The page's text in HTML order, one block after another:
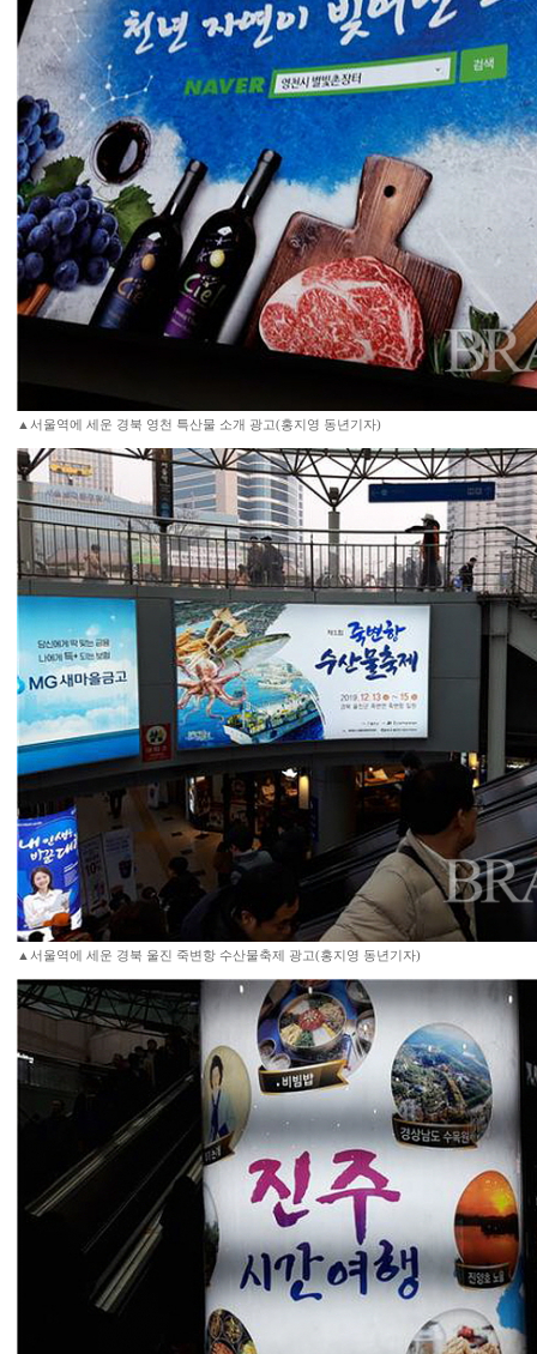
▲서울역에 세운 경북 영천 특산물 소개 광고(홍지영 동년기자)
▲서울역에 세운 경북 울진 죽변항 수산물축제 광고(홍지영 동년기자)